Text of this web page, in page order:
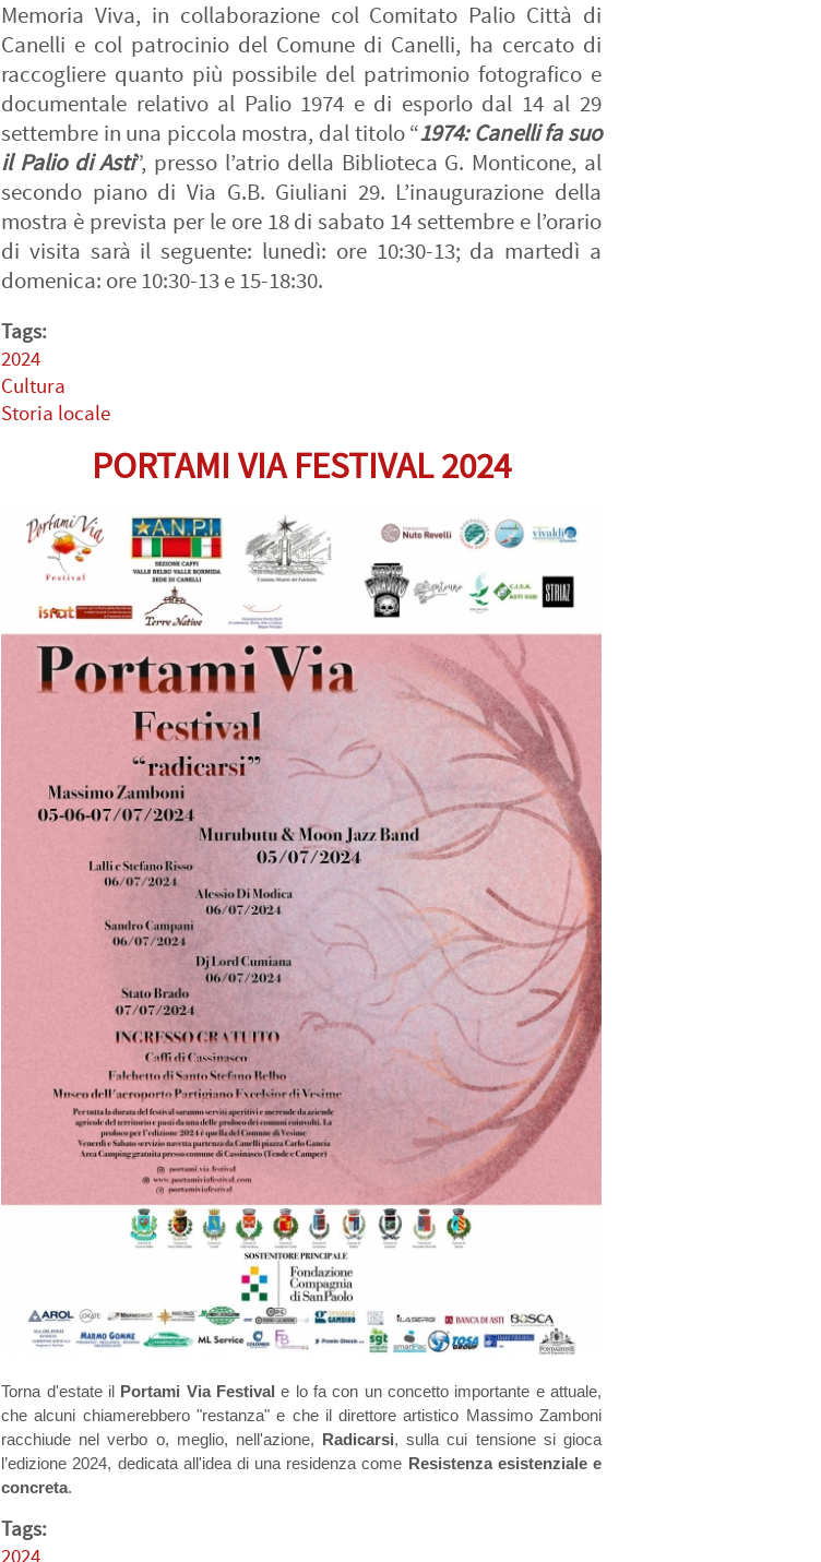
Memoria Viva, in collaborazione col Comitato Palio Città di
Canelli e col patrocinio del Comune di Canelli, ha cercato di
raccogliere quanto più possibile del patrimonio fotografico e
documentale relativo al Palio 1974 e di esporlo dal 14 al 29
settembre in una piccola mostra, dal titolo “1974: Canelli fa suo
il Palio di Asti”, presso l’atrio della Biblioteca G. Monticone, al
secondo piano di Via G.B. Giuliani 29. L’inaugurazione della
mostra è prevista per le ore 18 di sabato 14 settembre e l’orario
di visita sarà il seguente: lunedì: ore 10:30-13; da martedì a
domenica: ore 10:30-13 e 15-18:30.
Tags:
2024
Cultura
Storia locale
PORTAMI VIA FESTIVAL 2024
Torna d'estate il Portami Via Festivale lo fa con un concetto importante e attuale,
che alcuni chiamerebbero "restanza" e che il direttore artistico Massimo Zamboni
racchiude nel verbo o, meglio, nell'azione, Radicarsi, sulla cui tensione si gioca
l’edizione 2024, dedicata all'idea di una residenza come Resistenza esistenziale e
concreta.
Tags: